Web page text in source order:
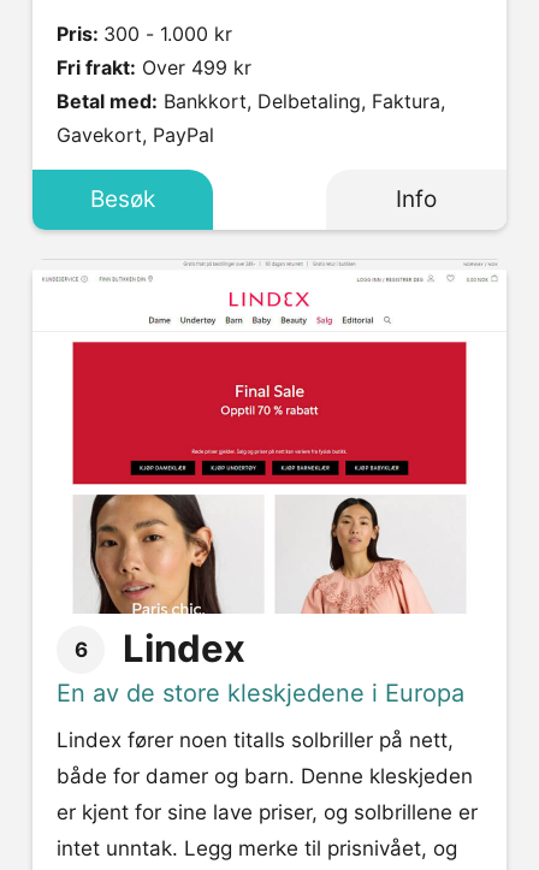
Pris: 300 - 1.000 kr
Fri frakt: Over 499 kr
Betal med:
Gavekort, PayPal
Besøk Info
6 Lindex
En av de store kleskjedene i Europa
Lindex fører noen titalls solbriller på nett,
både for damer og barn. Denne kleskjeden
er kjent for sine lave priser, og solbrillene er
intet unntak. Legg merke til prisnivået, og